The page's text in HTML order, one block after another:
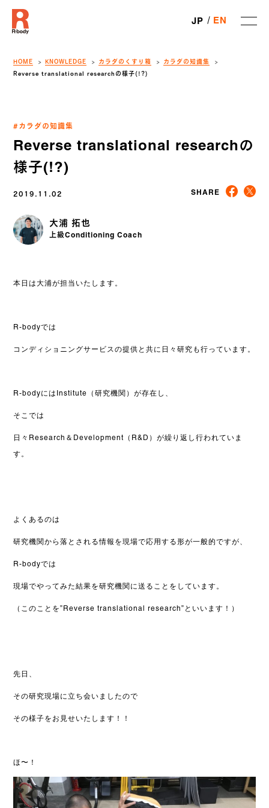
JP EN
HOME KNOWLEDGE カラダのくすり箱
カラダの知識集
Reverse translational researchの様子(!?)
#カラダの知識集
Reverse translational researchの
様子(!?)
2019.11.02 SHARE
大浦 拓也
上級Conditioning Coach
本日は大浦が担当いたします。
R-bodyでは
コンディショニングサービスの提供と共に日々研究も行っています。
R-bodyにはInstitute（研究機関）が存在し、
そこでは
日々Research＆Development（R&D）が繰り返し行われていま
す。
よくあるのは
研究機関から落とされる情報を現場で応用する形が一般的ですが、
R-bodyでは
現場でやってみた結果を研究機関に送ることをしています。
（このことを”Reverse translational research”といいます！）
先日、
その研究現場に立ち会いましたので
その様子をお見せいたします！！
ほ〜！